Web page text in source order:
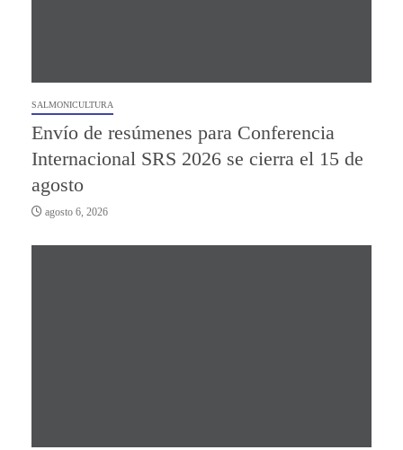
SALMONICULTURA
Envío de resúmenes para Conferencia
Internacional SRS 2026 se cierra el 15 de
agosto
agosto 6, 2026